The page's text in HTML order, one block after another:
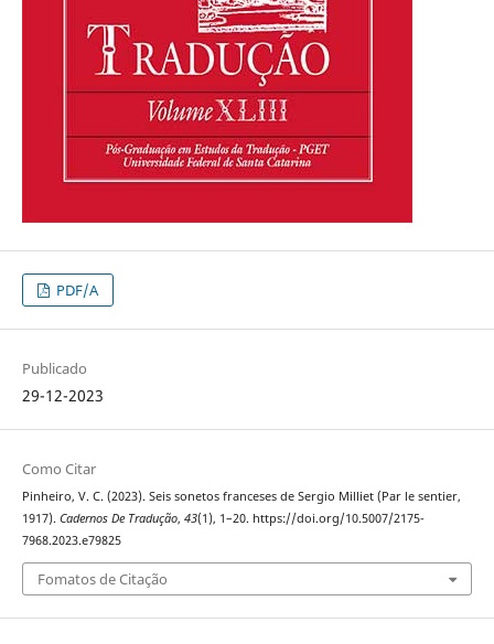
PDF/A
Publicado
29-12-2023
Como Citar
Pinheiro, V. C. (2023). Seis sonetos franceses de Sergio Milliet (Par le sentier,
1917). Cadernos De Tradução, 43(1), 1–20. https://doi.org/10.5007/2175-
7968.2023.e79825
Fomatos de Citação